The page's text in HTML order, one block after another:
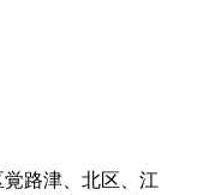
路津、北区、江